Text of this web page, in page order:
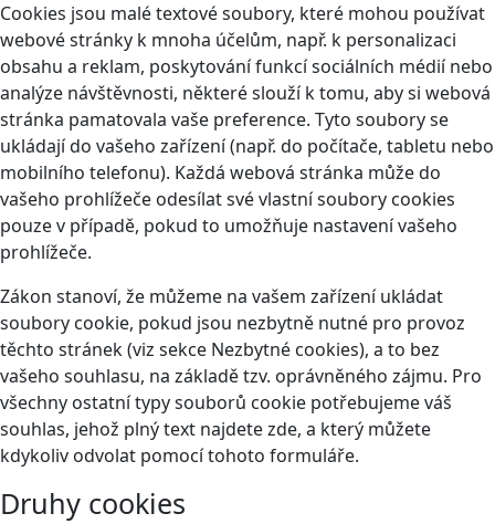
Cookies jsou malé textové soubory, které mohou používat
webové stránky k mnoha účelům, např. k personalizaci
obsahu a reklam, poskytování funkcí sociálních médií nebo
analýze návštěvnosti, některé slouží k tomu, aby si webová
stránka pamatovala vaše preference. Tyto soubory se
ukládají do vašeho zařízení (např. do počítače, tabletu nebo
mobilního telefonu). Každá webová stránka může do
vašeho prohlížeče odesílat své vlastní soubory cookies
pouze v případě, pokud to umožňuje nastavení vašeho
prohlížeče.
Zákon stanoví, že můžeme na vašem zařízení ukládat
soubory cookie, pokud jsou nezbytně nutné pro provoz
těchto stránek (viz sekce Nezbytné cookies), a to bez
vašeho souhlasu, na základě tzv. oprávněného zájmu. Pro
všechny ostatní typy souborů cookie potřebujeme váš
souhlas, jehož plný text najdetezde, a který můžete
kdykoliv odvolat pomocí tohoto formuláře.
Druhy cookies